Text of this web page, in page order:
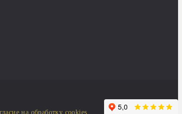
на обработку cookies